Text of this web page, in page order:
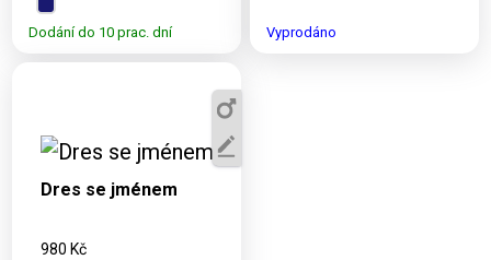
Dodání do 10 prac. dní Vyprodáno
2XS, XS, S, M, L,
XL, 2XL
Dres se jménem
980 Kč